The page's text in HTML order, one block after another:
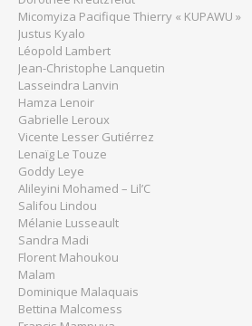
Micomyiza Pacifique Thierry « KUPAWU »
Justus Kyalo
Léopold Lambert
Jean-Christophe Lanquetin
Lasseindra Lanvin
Hamza Lenoir
Gabrielle Leroux
Vicente Lesser Gutiérrez
Lenaïg Le Touze
Goddy Leye
Alileyini Mohamed – Lil’C
Salifou Lindou
Mélanie Lusseault
Sandra Madi
Florent Mahoukou
Malam
Dominique Malaquais
Bettina Malcomess